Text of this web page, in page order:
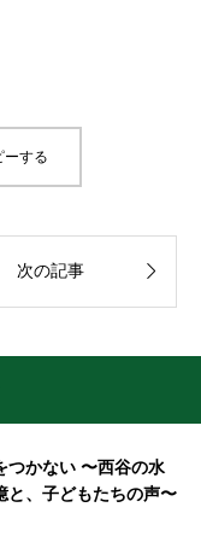
ーする
次の記事 
つかない 〜西谷の水
と、子どもたちの声〜